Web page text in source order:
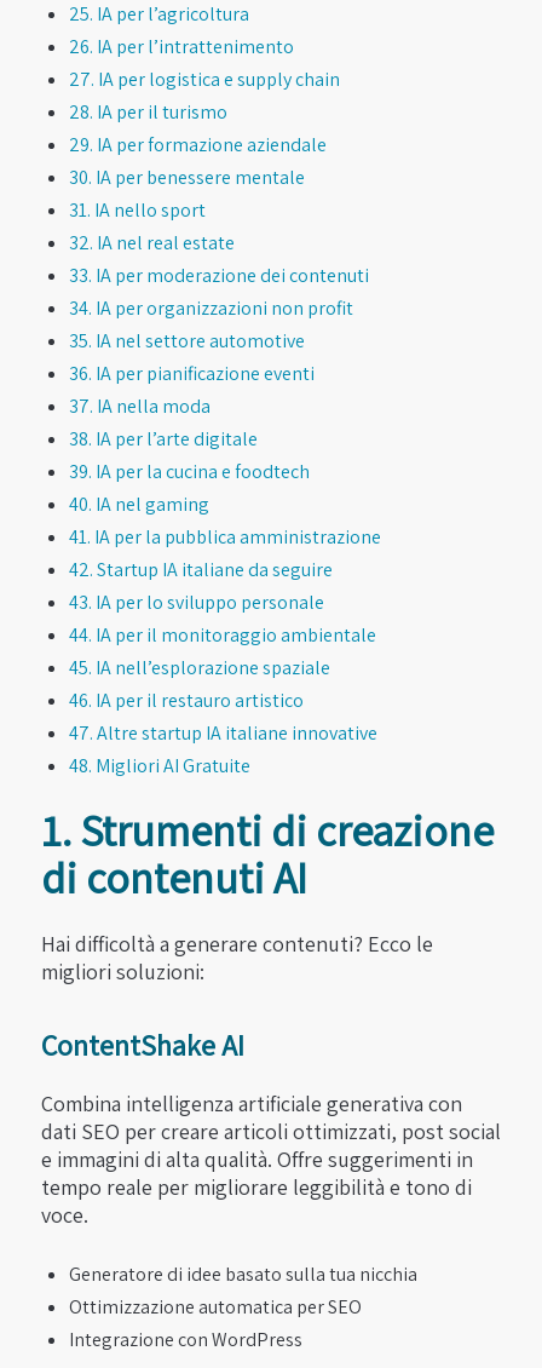
25. IA per l’agricoltura
26. IA per l’intrattenimento
27. IA per logistica e supply chain
28. IA per il turismo
29. IA per formazione aziendale
30. IA per benessere mentale
31. IA nello sport
32. IA nel real estate
33. IA per moderazione dei contenuti
34. IA per organizzazioni non profit
35. IA nel settore automotive
36. IA per pianificazione eventi
37. IA nella moda
38. IA per l’arte digitale
39. IA per la cucina e foodtech
40. IA nel gaming
41. IA per la pubblica amministrazione
42. Startup IA italiane da seguire
43. IA per lo sviluppo personale
44. IA per il monitoraggio ambientale
45. IA nell’esplorazione spaziale
46. IA per il restauro artistico
47. Altre startup IA italiane innovative
48. Migliori AI Gratuite
1. Strumenti di creazione
di contenuti AI
Hai difficoltà a generare contenuti? Ecco le
migliori soluzioni:
ContentShake AI
Combina intelligenza artificiale generativa con
dati SEO per creare articoli ottimizzati, post social
e immagini di alta qualità. Offre suggerimenti in
tempo reale per migliorare leggibilità e tono di
voce.
Generatore di idee basato sulla tua nicchia
Ottimizzazione automatica per SEO
Integrazione con WordPress